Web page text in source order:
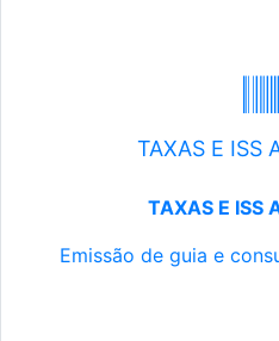
TAXAS E ISS
TAXAS E ISS
Emissão de guia e